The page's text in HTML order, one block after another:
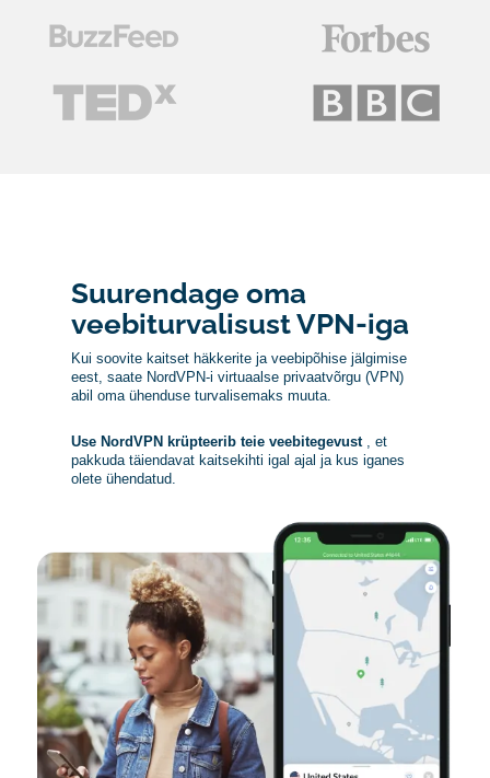
Suurendage oma
veebiturvalisust VPN-iga
Kui soovite kaitset häkkerite ja veebipõhise jälgimise
eest, saate NordVPN-i virtuaalse privaatvõrgu (VPN)
abil oma ühenduse turvalisemaks muuta.
Use NordVPN krüpteerib teie veebitegevust, et
pakkuda täiendavat kaitsekihti igal ajal ja kus iganes
olete ühendatud.